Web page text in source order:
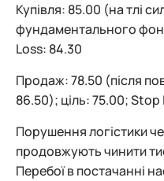
Купівля: 85.00 (на тлі
фундаментального
Loss: 84.30
Продаж: 78.50 (після
86.50); ціль: 75.00; Stop
Порушення логістики
продовжують чинити
Перебої в постачанні